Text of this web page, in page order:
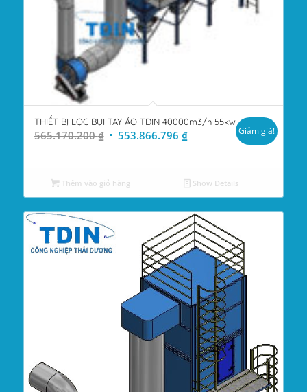
THIẾT BỊ LỌC BỤI TAY ÁO TDIN 40000m3/h 55kw
565.170.200₫ Giá
565.170.200 ₫.
553.866.796 ₫Giá
là:
553.866.796 ₫.
Giảm giá!
Thêm vào giỏ hàng Show Details